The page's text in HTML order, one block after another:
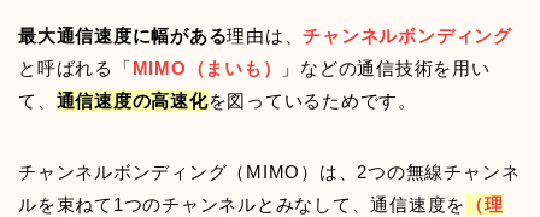
最大通信速度に幅がある理由は、チャンネルボンディング
と呼ばれる「MIMO（まいも）
」などの通信技術を用い
て、 通信速度の高速化を図っているためです。
チャンネルボンディング（MIMO）は、2つの無線チャンネ
ルを束ねて1つのチャンネルとみなして、通信速度を
（理